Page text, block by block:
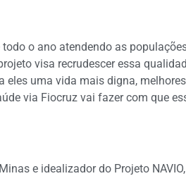
o ano atendendo as
visa recrudescer essa
eles uma vida mais digna,
via Fiocruz vai fazer com que
e idealizador do Projeto